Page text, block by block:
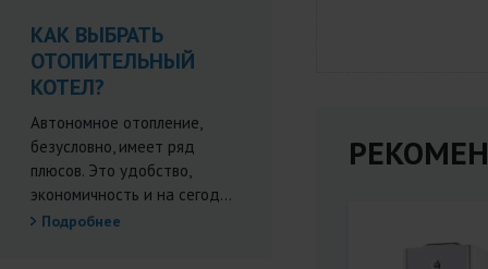
КАК ВЫБРАТЬ
ОТОПИТЕЛЬНЫЙ
КОТЕЛ?
Автономное отопление,
безусловно, имеет ряд
плюсов. Это удобство,
экономичность и на сегод...
Подробнее